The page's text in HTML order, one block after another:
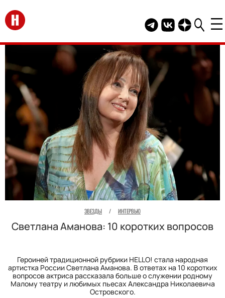
Перейти на главную
Telegram канал
Группа HELLO
Канал
ЗВЕЗДЫ / ИНТЕРВЬЮ
Светлана Аманова: 10 коротких вопросов
Героиней традиционной рубрики HELLO! стала народная
артистка России Светлана Аманова. В ответах на 10 коротких
вопросов актриса рассказала больше о служении родному
Малому театру и любимых пьесах Александра Николаевича
Островского.